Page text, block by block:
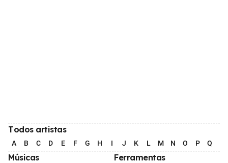
Todos artistas
A B C D E F G H I J K L M N O P Q
Músicas Ferramentas